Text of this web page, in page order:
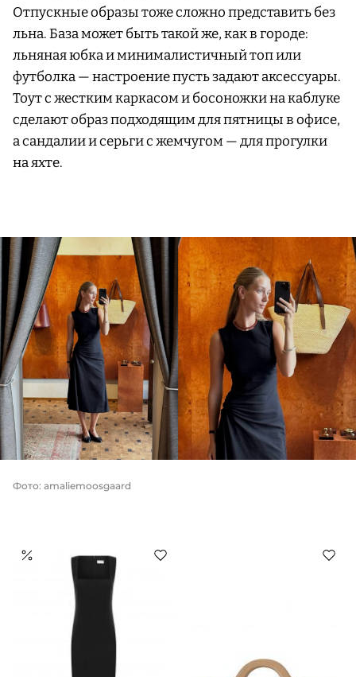
Отпускные образы тоже сложно представить без
льна. База может быть такой же, как в городе:
льняная юбка и минималистичный топ или
футболка — настроение пусть задают аксессуары.
Тоут с жестким каркасом и босоножки на каблуке
сделают образ подходящим для пятницы в офисе,
а сандалии и серьги с жемчугом — для прогулки
на яхте.
Фото: amaliemoosgaard